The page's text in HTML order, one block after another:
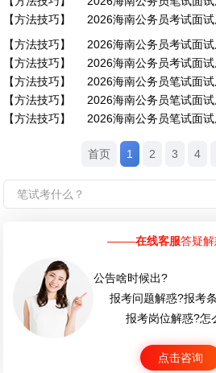
【方法技巧】 2026海南公务员考试面
【方法技巧】 2026海南公务员考试面
【方法技巧】 2026海南公务员考试面
【方法技巧】 2026海南公务员笔试面
【方法技巧】 2026海南公务员笔试面
【方法技巧】 2026海南公务员笔试面
首页 1 2 3 4
在线客服答疑
公告啥时候出?
报考问题解惑?报考
报考岗位解惑?怎
点击咨询